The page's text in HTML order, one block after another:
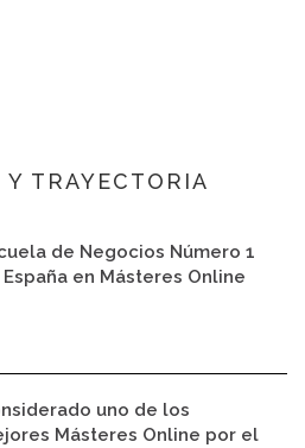
Y TRAYECTORIA
de Negocios Número 1
España en Másteres Online
uno de los
Másteres Online por el